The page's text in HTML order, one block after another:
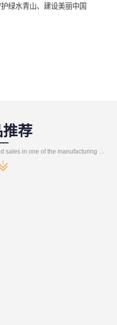
绿水青山、建设美丽中国
推荐
Development, design, production and sales in one of the manufacturing enterprises